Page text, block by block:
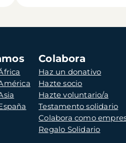
Colabora
Haz un donativo
Hazte socio
Hazte voluntario/a
Testamento solidario
Colabora como
Regalo Solidario